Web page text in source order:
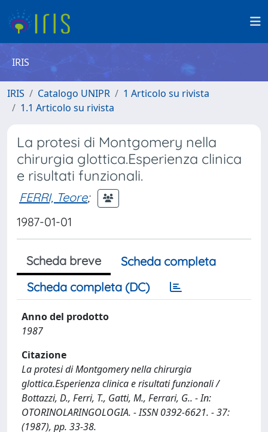
IRIS
IRIS Catalogo UNIPR
1 Articolo su rivista
1.1 Articolo su rivista
La protesi di Montgomery nella
chirurgia glottica.Esperienza clinica
e risultati funzionali.
FERRI, Teore;
1987-01-01
Scheda breve
Scheda completa
Scheda completa (DC)
Anno del prodotto
1987
Citazione
La protesi di Montgomery nella chirurgia
glottica.Esperienza clinica e risultati funzionali /
Bottazzi, D., Ferri, T., Gatti, M., Ferrari, G.. - In:
OTORINOLARINGOLOGIA. - ISSN 0392-6621. - 37:
(1987), pp. 33-38.